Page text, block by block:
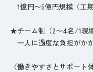
1億円〜5億円規模（工
★チーム制（2〜4名/1現
一人に過度な負担がか
〈働きやすさとサポート